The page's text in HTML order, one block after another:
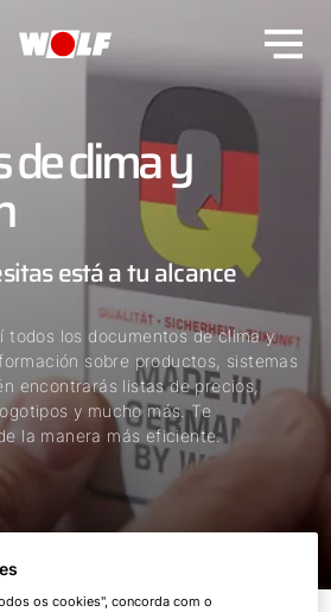
de clima y
está a tu alcance
todos los documentos de clima y
sobre productos, sistemas
encontrarás listas de precios,
y mucho más. Te
la manera más eficiente.
os cookies", concorda com o